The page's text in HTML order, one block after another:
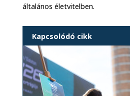
általános életvitelben.
Kapcsolódó cikk